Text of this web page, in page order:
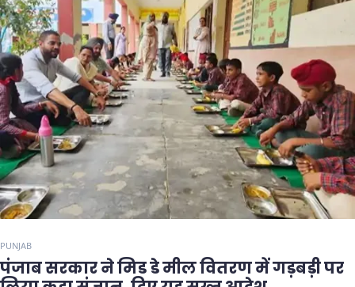
PUNJAB
पंजाब सरकार ने मिड डे मील वितरण में गड़बड़ी पर